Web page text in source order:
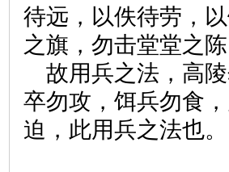
待远，以佚待劳，
之旗，勿击堂堂之
故用兵之法，高
卒勿攻，饵兵勿食
迫，此用兵之法也。